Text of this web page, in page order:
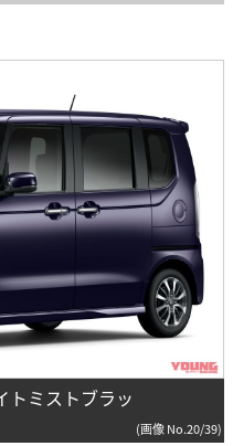
トミストブラッ
(画像 No.20/39)